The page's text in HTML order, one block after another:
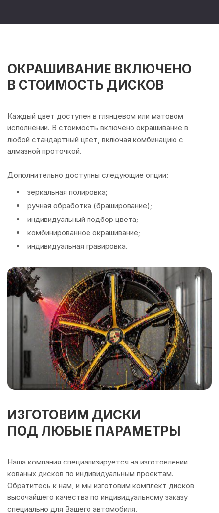
ОКРАШИВАНИЕ ВКЛЮЧЕНО
В СТОИМОСТЬ ДИСКОВ
Каждый цвет доступен в глянцевом или матовом
исполнении. В стоимость включено окрашивание в
любой стандартный цвет, включая комбинацию с
алмазной проточкой.
Дополнительно доступны следующие опции:
зеркальная полировка;
ручная обработка (браширование);
индивидуальный подбор цвета;
комбинированное окрашивание;
индивидуальная гравировка.
ИЗГОТОВИМ ДИСКИ
ПОД ЛЮБЫЕ ПАРАМЕТРЫ
Наша компания специализируется на изготовлении
кованых дисков по индивидуальным проектам.
Обратитесь к нам, и мы изготовим комплект дисков
высочайшего качества по индивидуальному заказу
специально для Вашего автомобиля.